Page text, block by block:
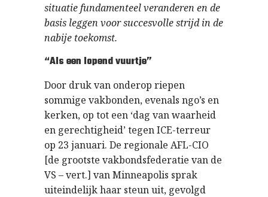
situatie fundamenteel veranderen en de
basis leggen voor succesvolle strijd in de
nabije toekomst.
“Als een lopend vuurtje”
Door druk van onderop riepen
sommige vakbonden, evenals ngo’s en
kerken, op tot een ‘dag van waarheid
en gerechtigheid’ tegen ICE-terreur
op 23 januari. De regionale AFL-CIO
[de grootste vakbondsfederatie van de
VS – vert.] van Minneapolis sprak
uiteindelijk haar steun uit, gevolgd